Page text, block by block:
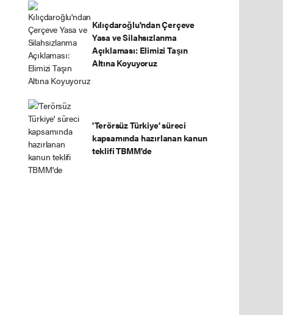
Kılıçdaroğlu'ndan Çerçeve
Yasa ve Silahsızlanma
Açıklaması: Elimizi Taşın
Altına Koyuyoruz
'Terörsüz Türkiye' süreci
kapsamında hazırlanan kanun
teklifi TBMM'de